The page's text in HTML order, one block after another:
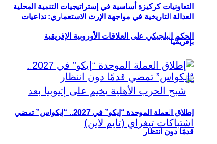
التعاونيات كركيزة أساسية في إستراتيجيات التنمية المحلية
بإفريقيا
العدالة التاريخية في مواجهة الإرث الاستعماري: تداعيات
الحكم البلجيكي على العلاقات الأوروبية الإفريقية
إطلاق العملة الموحدة “إيكو” في 2027.. “إيكواس” تمضي
قدمًا دون انتظار